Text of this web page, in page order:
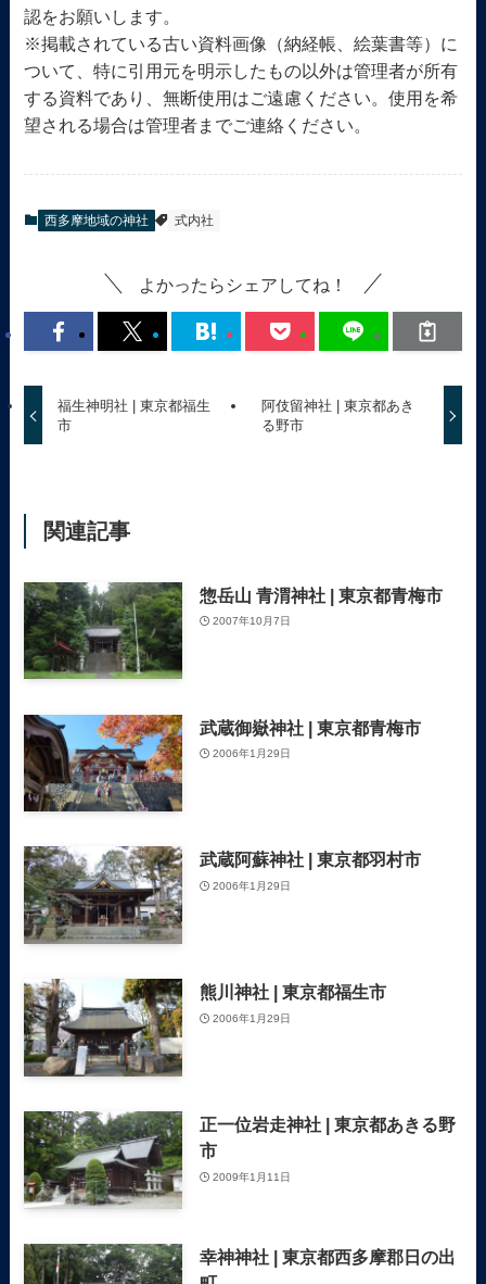
認をお願いします。
※掲載されている古い資料画像（納経帳、絵葉書等）に
ついて、特に引用元を明示したもの以外は管理者が所有
する資料であり、無断使用はご遠慮ください。使用を希
望される場合は管理者までご連絡ください。
西多摩地域の神社 式内社
よかったらシェアしてね！
福生神明社 | 東京都福生
市
阿伎留神社 | 東京都あき
る野市
関連記事
惣岳山 青渭神社 | 東京都青梅市
2007年10月7日
武蔵御嶽神社 | 東京都青梅市
2006年1月29日
武蔵阿蘇神社 | 東京都羽村市
2006年1月29日
熊川神社 | 東京都福生市
2006年1月29日
正一位岩走神社 | 東京都あきる野
市
2009年1月11日
幸神神社 | 東京都西多摩郡日の出